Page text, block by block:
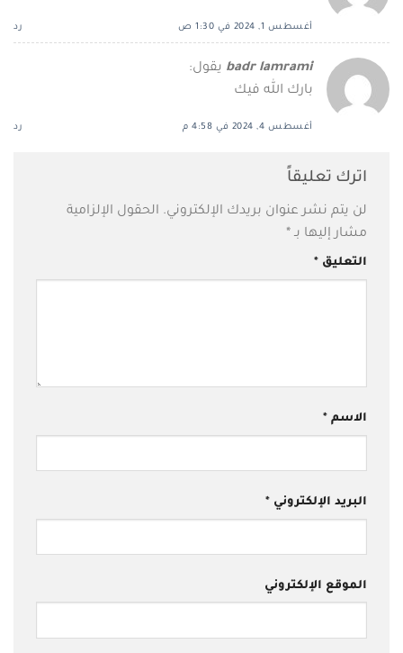
أغسطس 1, 2024 في 1:30 ص رد
badr lamrami يقول:
بارك الله فيك
أغسطس 4, 2024 في 4:58 م رد
اترك تعليقاً
لن يتم نشر عنوان بريدك الإلكتروني. الحقول الإلزامية
مشار إليها بـ *
التعليق *
الاسم *
البريد الإلكتروني *
الموقع الإلكتروني